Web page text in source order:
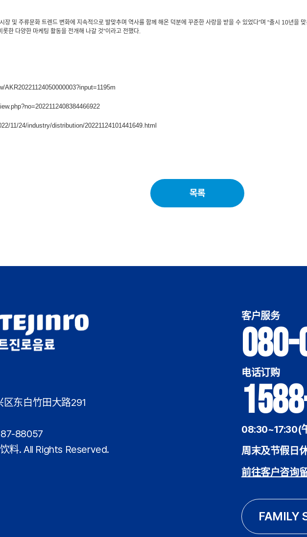
장 및 주류문화 트렌드 변화에 지속적으로 발맞추며 역사를 함께 해온 덕분에 꾸준한 사랑을 받을 수 있었다”며 “출시 10년을
한 다양한 마케팅 활동을 전개해 나갈 것”이라고 전했다.
AKR20221124050000003?input=1195m
11/24/industry/distribution/20221124101441649.html
목록
东白竹田大路291
88057
料. All Rights Reserved.
客户服务
电话订购
08:30~17:30(
周末及节假日
前往客户咨询
FAMILY